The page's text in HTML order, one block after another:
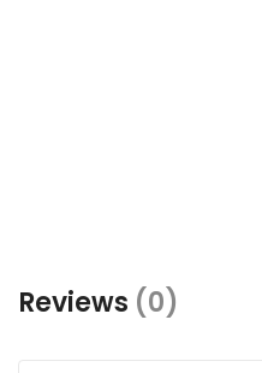
Reviews (0)